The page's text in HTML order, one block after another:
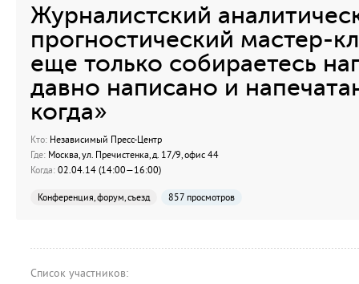
Журналистский
прогностический мастер-
еще только собираетесь
давно написано и
когда»
Кто: Независимый Пресс-Центр
Где: Москва, ул. Пречистенка, д. 17/9, офис 44
Когда: 02.04.14 (14:00—16:00)
Конференция, форум, съезд 857 просмотров
Список участников: